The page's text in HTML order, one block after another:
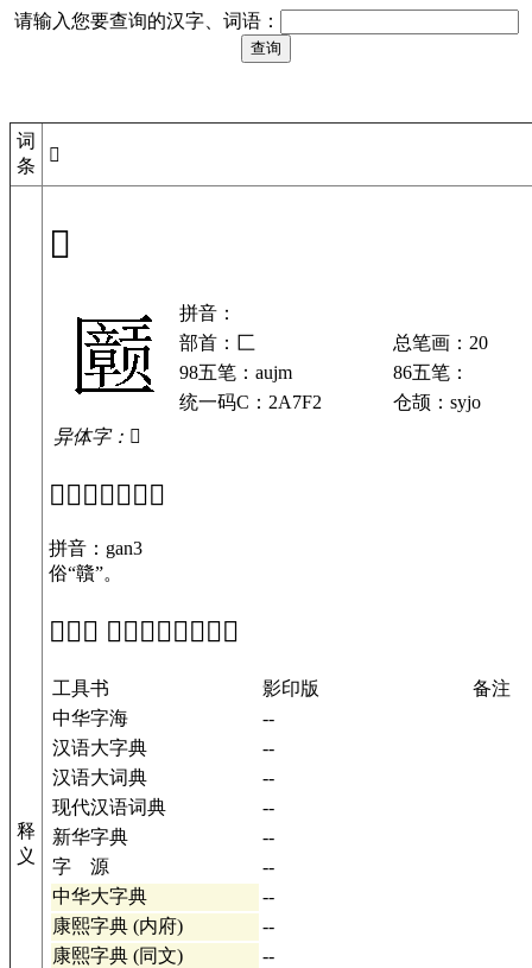
请输入您要查询的汉字、词语：
词
条
𪟲
释
义
𪟲
拼音：
部首：匚
总笔画：20
98五笔：aujm
86五笔：
统一码C：2A7F2
仓颉：syjo
异体字：𫧝
「𪟲」基本解释
拼音：gan3
俗“贛”。
「𪟲」 在工具书中的解释
工具书 影印版
备注
中华字海
--
汉语大字典
--
汉语大词典
--
现代汉语词典
--
新华字典
--
字 源
--
中华大字典
--
康熙字典 (内府)
--
康熙字典 (同文)
--